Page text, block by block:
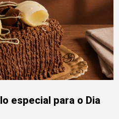
especial para o Dia